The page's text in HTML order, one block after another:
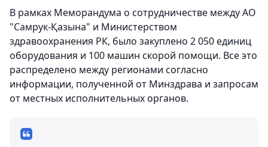
В рамках Меморандума о сотрудничестве между АО
"Самрук-Қазына" и Министерством
здравоохранения РК, было закуплено 2 050 единиц
оборудования и 100 машин скорой помощи. Все это
распределено между регионами согласно
информации, полученной от Минздрава и запросам
от местных исполнительных органов.